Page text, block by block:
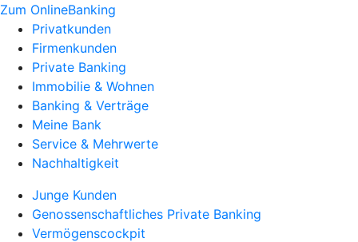
Zum OnlineBanking
Privatkunden
Firmenkunden
Private Banking
Immobilie & Wohnen
Banking & Verträge
Meine Bank
Service & Mehrwerte
Nachhaltigkeit
Junge Kunden
Genossenschaftliches Private Banking
Vermögenscockpit